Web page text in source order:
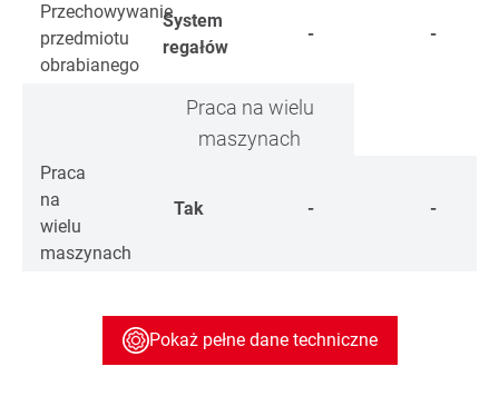
Przechowywanie
przedmiotu
obrabianego
System
regałów
- -
Praca na wielu
maszynach
Praca
na
wielu
maszynach
Tak - -
Pokaż pełne dane techniczne